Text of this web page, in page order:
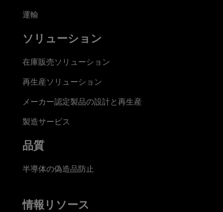
運輸
ソリューション
在庫販売ソリューション
再生産ソリューション
メーカー認定製品の設計と再生産
製造サービス
品質
半導体の偽造品防止
情報リソース